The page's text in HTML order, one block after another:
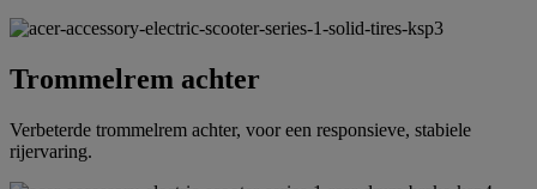
Trommelrem achter
Verbeterde trommelrem achter, voor een responsieve, stabiele
rijervaring.